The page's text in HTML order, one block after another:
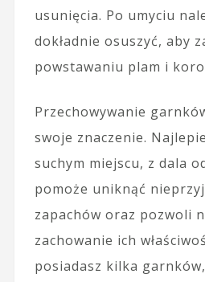
usunięcia. Po umyciu
dokładnie osuszyć, aby
powstawaniu plam i
Przechowywanie
swoje znaczenie.
suchym miejscu, z dala
pomoże uniknąć
zapachów oraz pozwoli
zachowanie ich
posiadasz kilka